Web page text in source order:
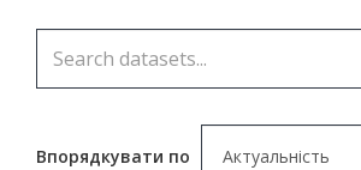
Впорядкувати по